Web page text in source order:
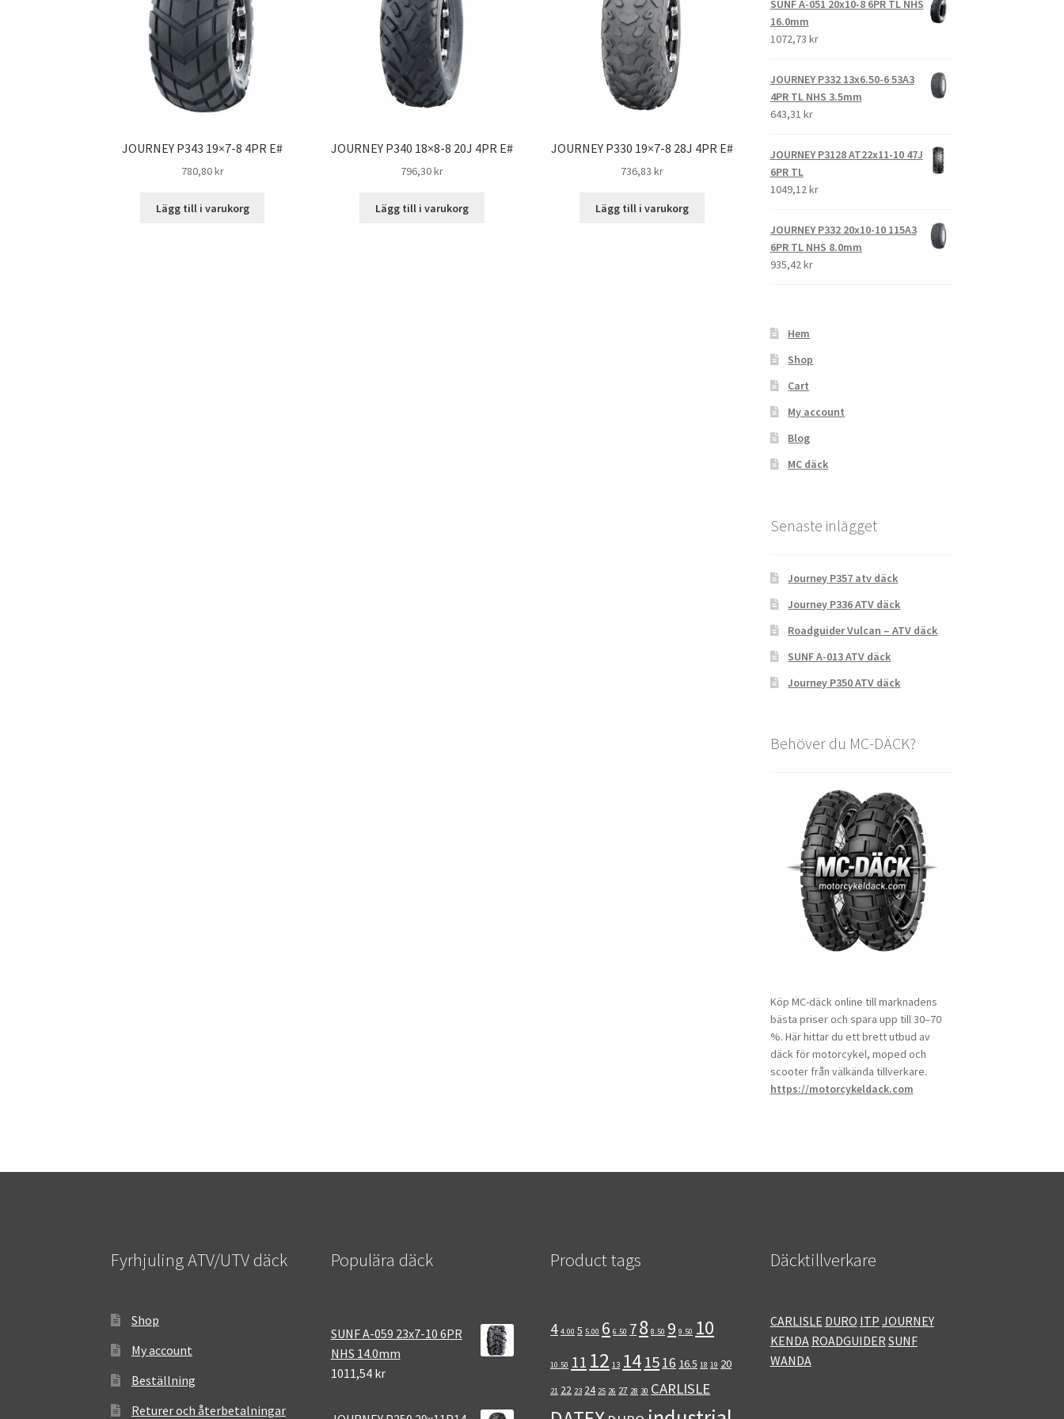
JOURNEY P343 19×7-8 4PR E#
780,80 kr
Lägg till i varukorg
JOURNEY P340 18×8-8 20J 4PR E#
796,30 kr
Lägg till i varukorg
JOURNEY P330 19×7-8 28J 4PR E#
736,83 kr
Lägg till i varukorg
SUNF A-051 20x10-8 6PR TL NHS
16.0mm
1072,73 kr
JOURNEY P332 13x6.50-6 53A3
4PR TL NHS 3.5mm
643,31 kr
JOURNEY P3128 AT22x11-10 47J
6PR TL
1049,12 kr
JOURNEY P332 20x10-10 115A3
6PR TL NHS 8.0mm
935,42 kr
Hem
Shop
Cart
My account
Blog
MC däck
Senaste inlägget
Journey P357 atv däck
Journey P336 ATV däck
Roadguider Vulcan – ATV däck
SUNF A-013 ATV däck
Journey P350 ATV däck
Behöver du MC-DÄCK?
Köp MC-däck online till marknadens
bästa priser och spara upp till 30–70
%. Här hittar du ett brett utbud av
däck för motorcykel, moped och
scooter från välkända tillverkare.
https://motorcykeldack.com
Fyrhjuling ATV/UTV däck
Shop
My account
Beställning
Returer och återbetalningar
Populära däck
SUNF A-059 23x7-10 6PR
NHS 14.0mm
1011,54 kr
Product tags
4 4.00 5 5.00 6 6.50 78 8.50 9 9.50 10
10.50 11 12 13 141516 16.5 18 19 20
21 22 23 24 25 26 27 28 30 CARLISLE
Däcktillverkare
CARLISLE DURO ITP JOURNEY
KENDA ROADGUIDER SUNF
WANDA